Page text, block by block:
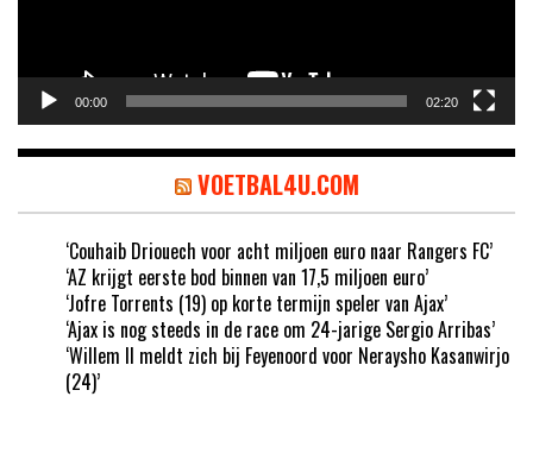
00:00 02:20
VOETBAL4U.COM
‘Couhaib Driouech voor acht miljoen euro naar Rangers FC’
‘AZ krijgt eerste bod binnen van 17,5 miljoen euro’
‘Jofre Torrents (19) op korte termijn speler van Ajax’
‘Ajax is nog steeds in de race om 24-jarige Sergio Arribas’
‘Willem II meldt zich bij Feyenoord voor Neraysho Kasanwirjo
(24)’